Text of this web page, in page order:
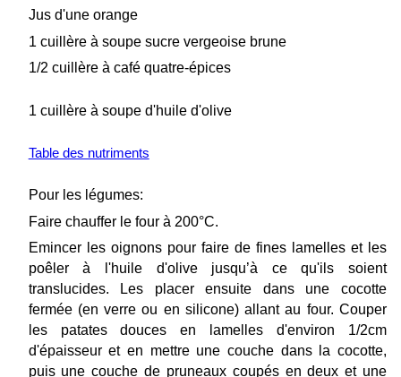
Jus d'une orange
1 cuillère à soupe sucre vergeoise brune
1/2 cuillère à café quatre-épices
1 cuillère à soupe d'huile d'olive
Table des nutriments
Pour les légumes:
Faire chauffer le four à 200°C.
Emincer les oignons pour faire de fines lamelles et les
poêler à l'huile d'olive jusqu’à ce qu'ils soient
translucides. Les placer ensuite dans une cocotte
fermée (en verre ou en silicone) allant au four. Couper
les patates douces en lamelles d'environ 1/2cm
d'épaisseur et en mettre une couche dans la cocotte,
puis une couche de pruneaux coupés en deux et une